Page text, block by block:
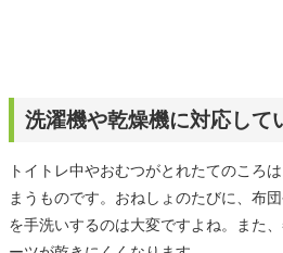
洗濯機や乾燥機に対応して
トイトレ中やおむつがとれたてのころ
まうものです。おねしょのたびに、布
を手洗いするのは大変ですよね。また